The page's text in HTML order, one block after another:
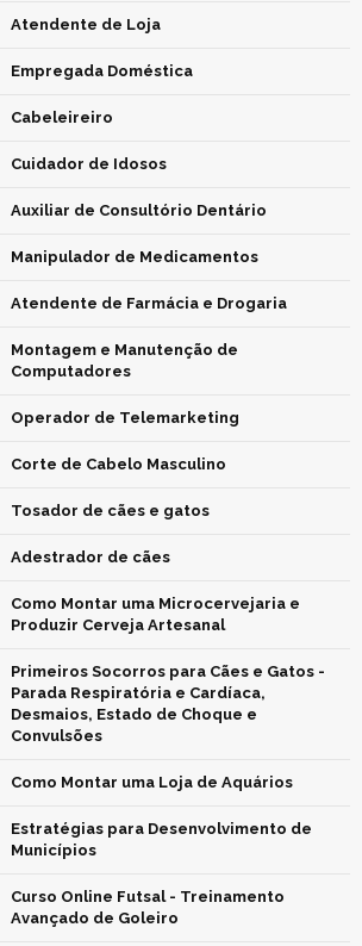
Atendente de Loja
Empregada Doméstica
Cabeleireiro
Cuidador de Idosos
Auxiliar de Consultório Dentário
Manipulador de Medicamentos
Atendente de Farmácia e Drogaria
Montagem e Manutenção de
Computadores
Operador de Telemarketing
Corte de Cabelo Masculino
Tosador de cães e gatos
Adestrador de cães
Como Montar uma Microcervejaria e
Produzir Cerveja Artesanal
Primeiros Socorros para Cães e Gatos -
Parada Respiratória e Cardíaca,
Desmaios, Estado de Choque e
Convulsões
Como Montar uma Loja de Aquários
Estratégias para Desenvolvimento de
Municípios
Curso Online Futsal - Treinamento
Avançado de Goleiro